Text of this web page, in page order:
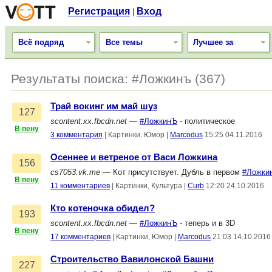
Регистрация Вход
Всё подряд Все темы Лучшее за
Результаты поиска: #Ложкинъ (367)
127
В пену
Трай вокинг им май шуз
scontent.xx.fbcdn.net — #ЛожкинЪ - политическое
3 комментария Картинки, Юмор Marcodus 15:25 04.11.2016
156
В пену
Осеннее и ветреное от Васи Ложкина
cs7053.vk.me — Кот присутствует. Дубль в первом
11 комментариев Картинки, Культура Curb 12:20 24.10.2016
193
В пену
Кто котеночка обидел?
scontent.xx.fbcdn.net — #ЛожкинЪ - теперь и в 3D
17 комментариев Картинки, Юмор Marcodus 21:03 14.10.2016
227
Строительство Вавилонской Башни